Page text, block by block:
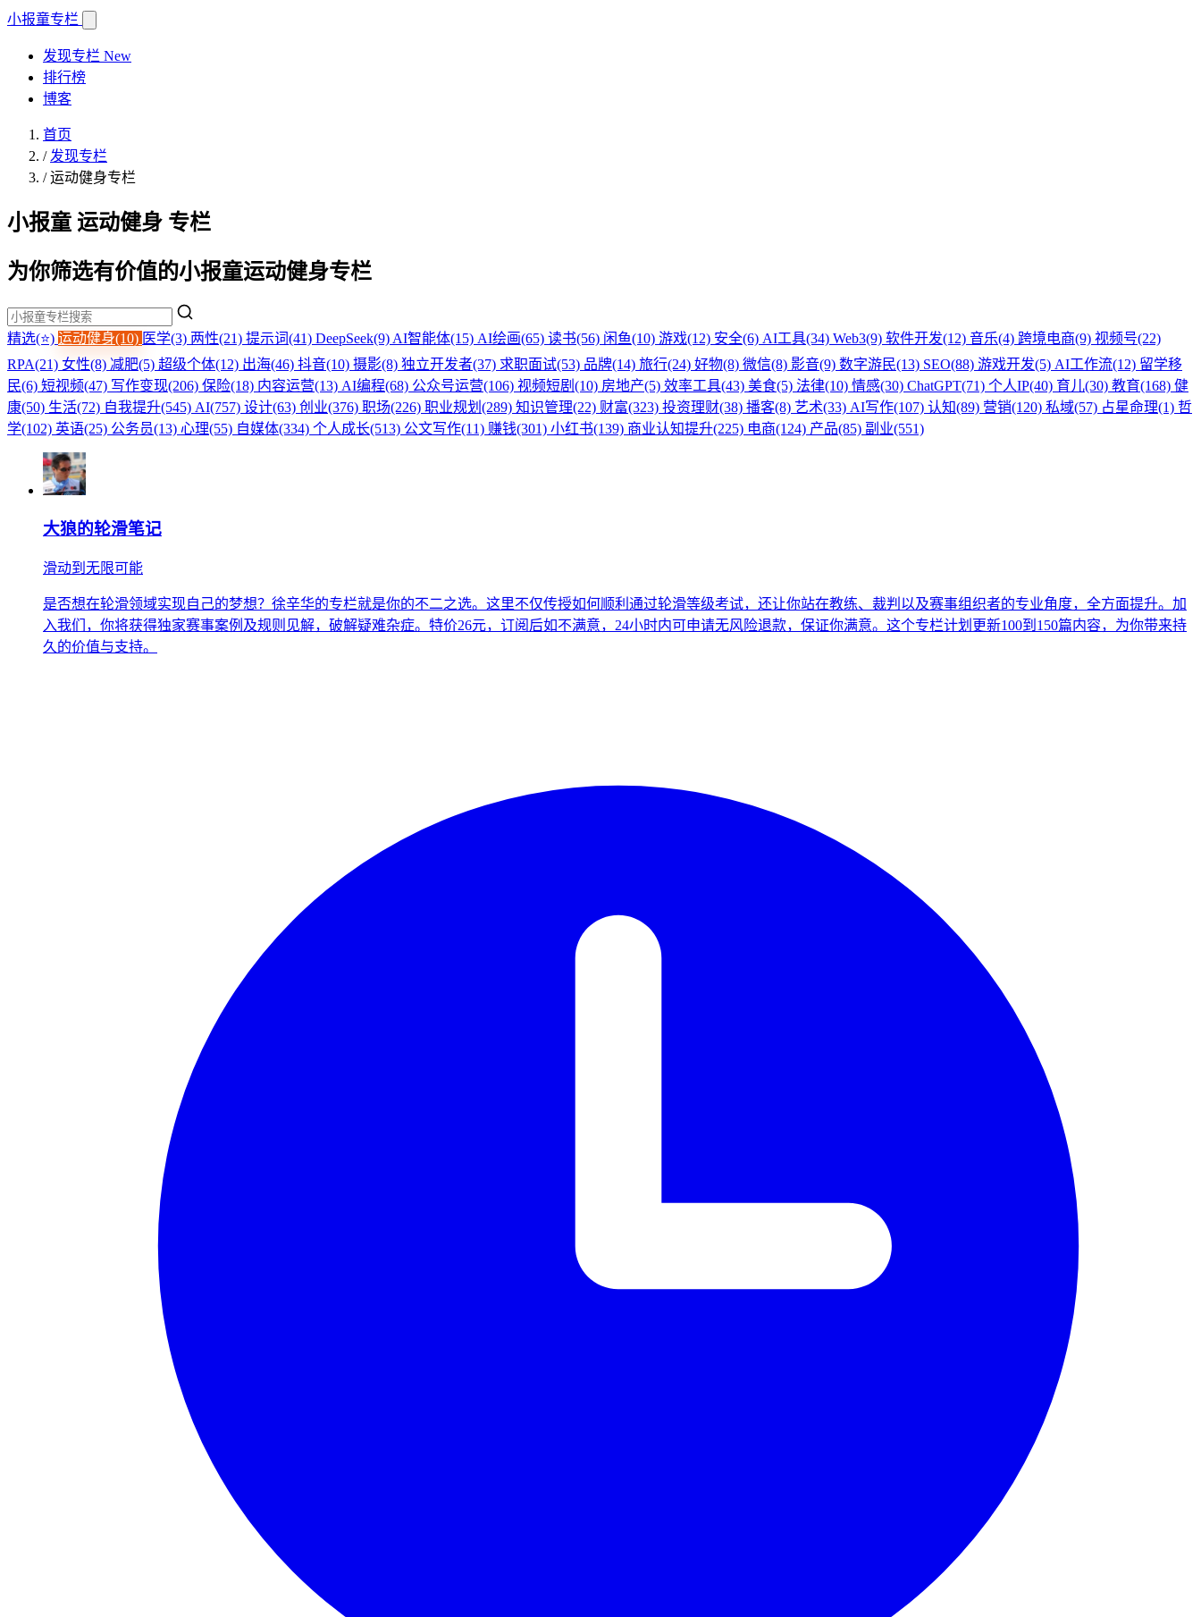
小报童专栏
发现专栏 New
排行榜
博客
首页
/ 发现专栏
/运动健身专栏
小报童 运动健身 专栏
为你筛选有价值的小报童运动健身专栏
精选(⭐) 运动健身(10) 医学(3) 两性(21) 提示词(41) DeepSeek(9) AI智能体(15) AI绘画(65) 读书(56) 闲鱼(10) 游戏(12) 安全(6) AI工具(34) Web3(9) 软件开发(12) 音乐(4) 跨境电商(9) 视频号(22)
RPA(21) 女性(8) 减肥(5) 超级个体(12) 出海(46) 抖音(10) 摄影(8) 独立开发者(37) 求职面试(53) 品牌(14) 旅行(24) 好物(8) 微信(8) 影音(9) 数字游民(13) SEO(88) 游戏开发(5) AI工作流(12) 留学移
民(6) 短视频(47) 写作变现(206) 保险(18) 内容运营(13) AI编程(68) 公众号运营(106) 视频短剧(10) 房地产(5) 效率工具(43) 美食(5) 法律(10) 情感(30) ChatGPT(71) 个人IP(40) 育儿(30) 教育(168) 健
康(50) 生活(72) 自我提升(545) AI(757) 设计(63) 创业(376) 职场(226) 职业规划(289) 知识管理(22) 财富(323) 投资理财(38) 播客(8) 艺术(33) AI写作(107) 认知(89) 营销(120) 私域(57) 占星命理(1) 哲
学(102) 英语(25) 公务员(13) 心理(55) 自媒体(334) 个人成长(513) 公文写作(11) 赚钱(301) 小红书(139) 商业认知提升(225) 电商(124) 产品(85) 副业(551)
大狼的轮滑笔记
滑动到无限可能
是否想在轮滑领域实现自己的梦想？徐辛华的专栏就是你的不二之选。这里不仅传授如何顺利通过轮滑等级考试，还让你站在教练、裁判以及赛事组织者的专业角度，全方面提升。加
入我们，你将获得独家赛事案例及规则见解，破解疑难杂症。特价26元，订阅后如不满意，24小时内可申请无风险退款，保证你满意。这个专栏计划更新100到150篇内容，为你带来持
久的价值与支持。